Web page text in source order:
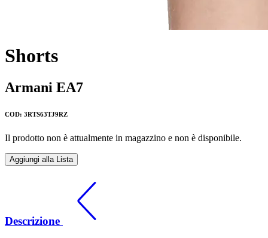
Shorts
Armani EA7
COD: 3RTS63TJ9RZ
Il prodotto non è attualmente in magazzino e non è disponibile.
Aggiungi alla Lista
Descrizione